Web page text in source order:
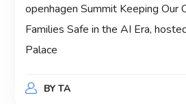
openhagen Summit Keeping Our
Families Safe in the AI Era,
Palace
BY TA